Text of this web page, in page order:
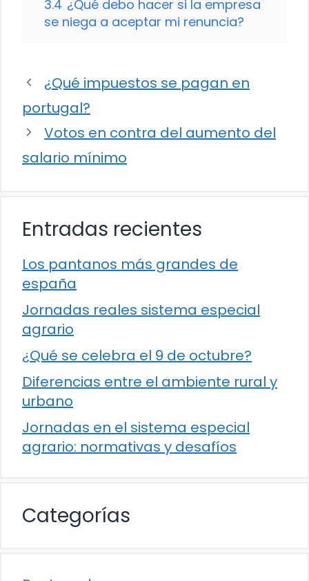
3.4 ¿Qué debo hacer si la empresa
se niega a aceptar mi renuncia?
¿Qué impuestos se pagan en
portugal?
Votos en contra del aumento del
salario mínimo
Entradas recientes
Los pantanos más grandes de
españa
Jornadas reales sistema especial
agrario
¿Qué se celebra el 9 de octubre?
Diferencias entre el ambiente rural y
urbano
Jornadas en el sistema especial
agrario: normativas y desafíos
Categorías